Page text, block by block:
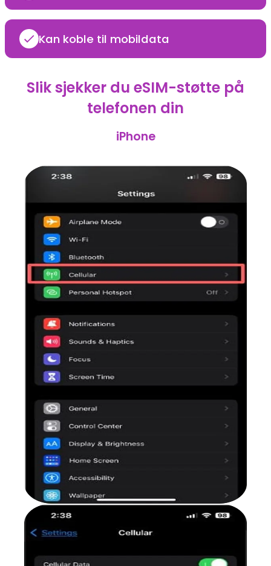
Kan koble til mobildata
Slik sjekker du eSIM-støtte på
telefonen din
iPhone